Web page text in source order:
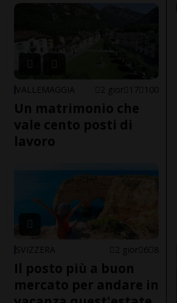
VALLEMAGGIA 2 gior 17 100
Un matrimonio che
vale cento posti di
lavoro
SVIZZERA 2 gior 6 8
Il posto più a buon
mercato per andare in